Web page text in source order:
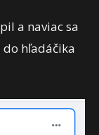
a naviac sa
hľadáčika